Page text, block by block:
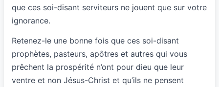
que ces soi-disant serviteurs ne jouent que sur votre
ignorance.
Retenez-le une bonne fois que ces soi-disant
prophètes, pasteurs, apôtres et autres qui vous
prêchent la prospérité n’ont pour dieu que leur
ventre et non Jésus-Christ et qu’ils ne pensent